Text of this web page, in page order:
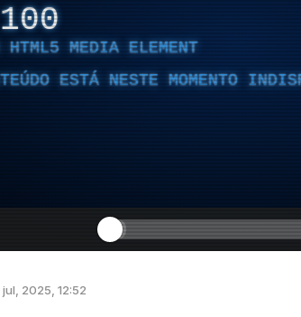
100
HTML5 MEDIA ELEMENT
ESTÁ NESTE MOMENTO
jul, 2025, 12:52